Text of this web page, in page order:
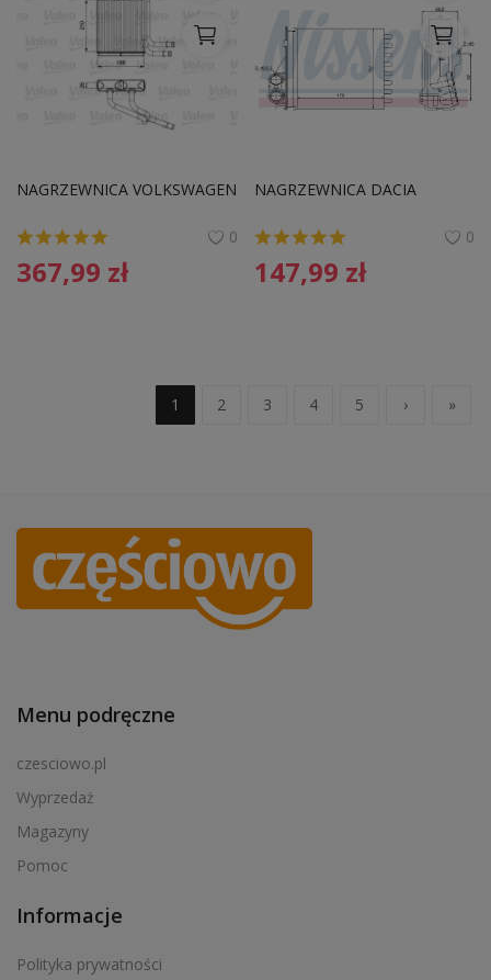
NAGRZEWNICA VOLKSWAGEN
0
367,99 zł
NAGRZEWNICA DACIA
0
147,99 zł
1 2 3 4 5 › »
Menu podręczne
czesciowo.pl
Wyprzedaż
Magazyny
Pomoc
Informacje
Polityka prywatności